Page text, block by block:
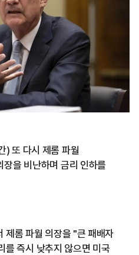
) 또 다시 제롬 파월
을 비난하며 금리 인하를
제롬 파월 의장을 "큰 패배자
즉시 낮추지 않으면 미국